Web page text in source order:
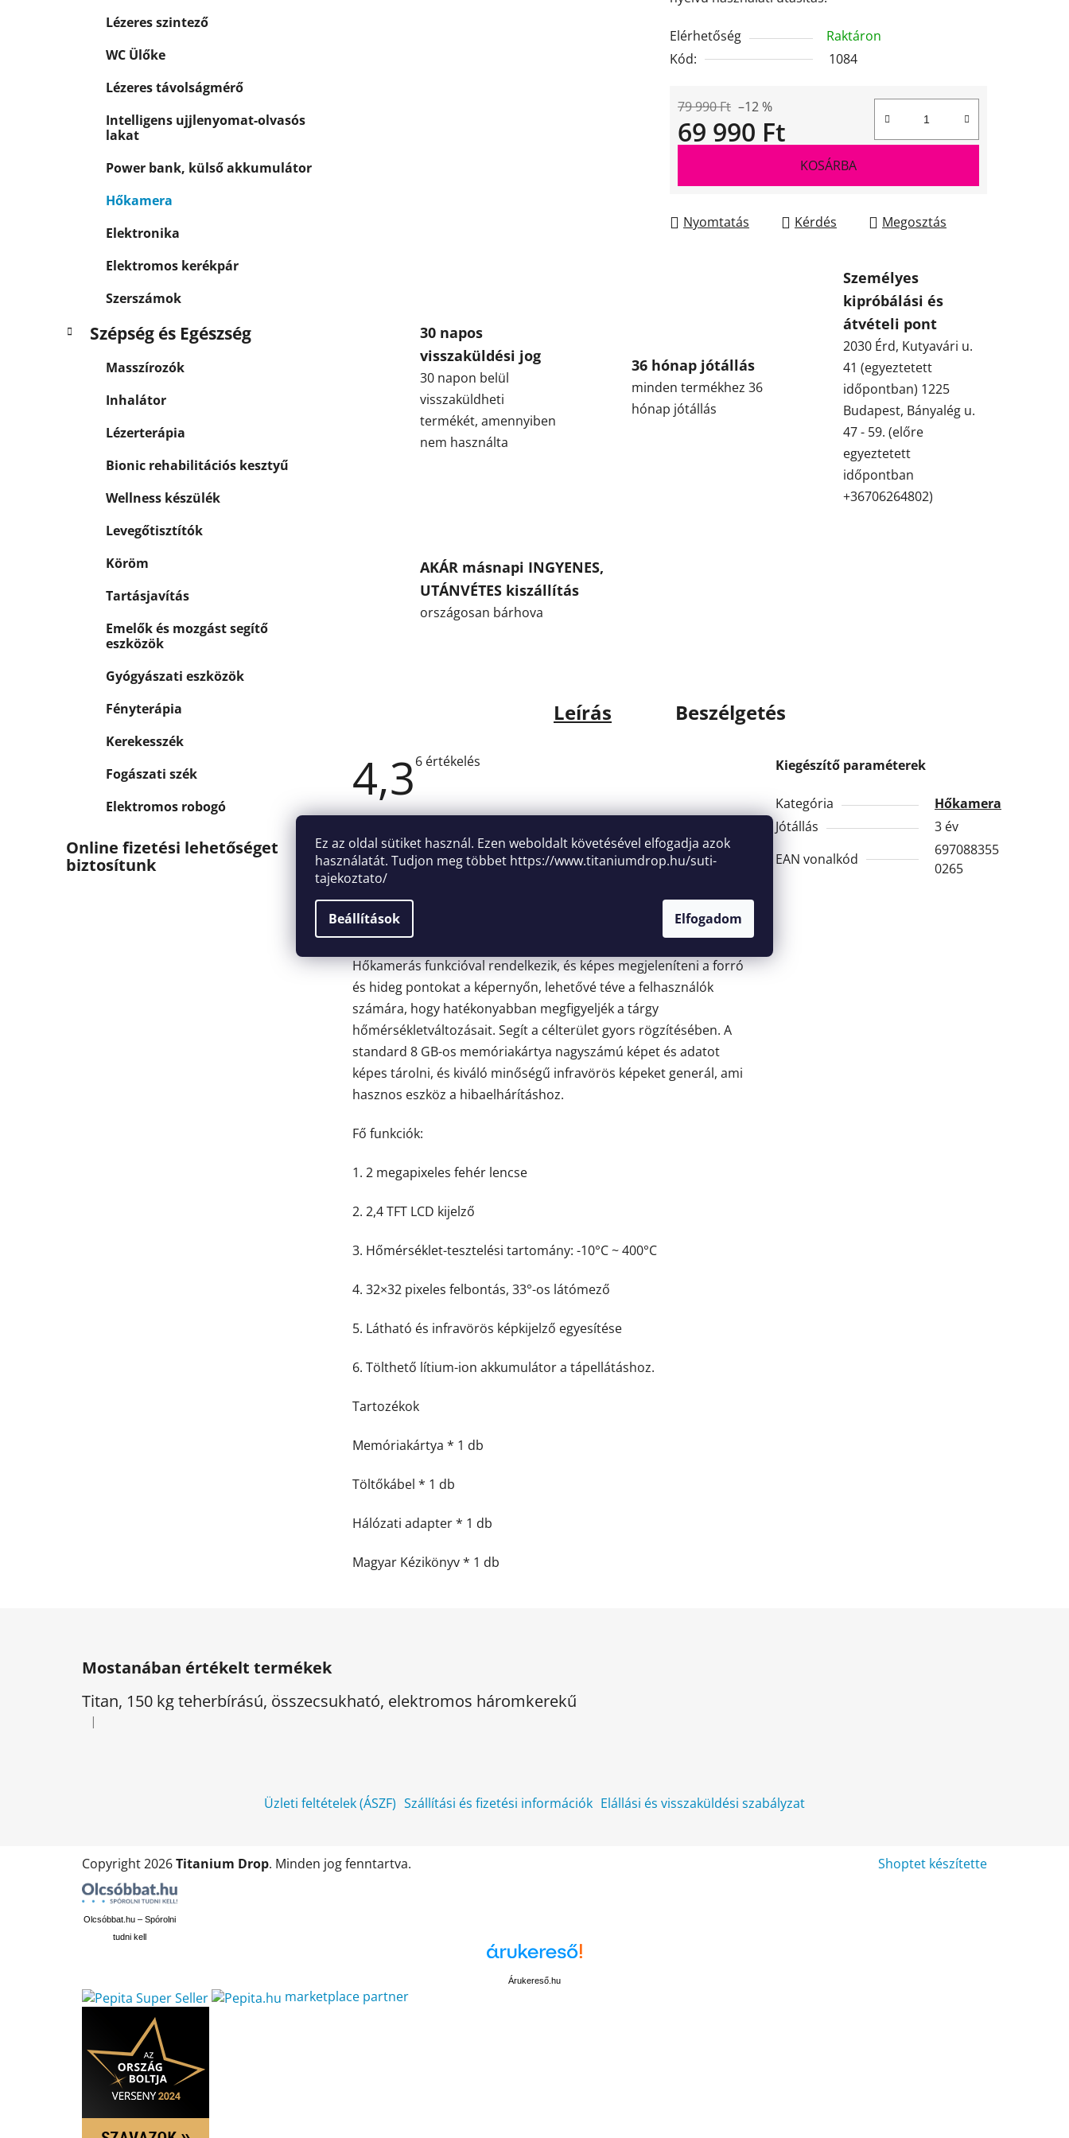
Ez az oldal sütiket használ. Ezen weboldalt követésével elfogadja azok
használatát. Tudjon meg többet https://www.titaniumdrop.hu/suti-
tajekoztato/
Beállítások Elfogadom
Lézeres szintező
WC Ülőke
Lézeres távolságmérő
Intelligens ujjlenyomat-olvasós
lakat
Power bank, külső akkumulátor
Hőkamera
Elektronika
Elektromos kerékpár
Szerszámok
Szépség és Egészség
Masszírozók
Inhalátor
Lézerterápia
Bionic rehabilitációs kesztyű
Wellness készülék
Levegőtisztítók
Köröm
Tartásjavítás
Emelők és mozgást segítő
eszközök
Gyógyászati eszközök
Fényterápia
Kerekesszék
Fogászati szék
Elektromos robogó
Online fizetési lehetőséget
biztosítunk
Elérhetőség
Raktáron
Kód:
1084
79 990 Ft –12 %
69 990 Ft
KOSÁRBA
Nyomtatás Kérdés Megosztás
30 napos
visszaküldési jog
30 napon belül
visszaküldheti
termékét, amennyiben
nem használta
36 hónap jótállás
minden termékhez 36
hónap jótállás
Személyes
kipróbálási és
átvételi pont
2030 Érd, Kutyavári u.
41 (egyeztetett
időpontban) 1225
Budapest, Bányalég u.
47 - 59. (előre
egyeztetett
időpontban
+36706264802)
AKÁR másnapi INGYENES,
UTÁNVÉTES kiszállítás
országosan bárhova
Leírás Beszélgetés
4,3A
5-
4,3
csillag.
6 értékelés
Hőmérsékletmérési tartomány: -10~400℃
Tápellátás: 3,7 V-os lítium akkumulátor
Áttekintés
Hőkamerás funkcióval rendelkezik, és képes megjeleníteni a forró
és hideg pontokat a képernyőn, lehetővé téve a felhasználók
számára, hogy hatékonyabban megfigyeljék a tárgy
hőmérsékletváltozásait. Segít a célterület gyors rögzítésében. A
standard 8 GB-os memóriakártya nagyszámú képet és adatot
képes tárolni, és kiváló minőségű infravörös képeket generál, ami
hasznos eszköz a hibaelhárításhoz.
Fő funkciók:
1. 2 megapixeles fehér lencse
2. 2,4 TFT LCD kijelző
3. Hőmérséklet-tesztelési tartomány: -10°C ~ 400°C
4. 32×32 pixeles felbontás, 33°-os látómező
5. Látható és infravörös képkijelző egyesítése
6. Tölthető lítium-ion akkumulátor a tápellátáshoz.
Tartozékok
Memóriakártya * 1 db
Töltőkábel * 1 db
Hálózati adapter * 1 db
Magyar Kézikönyv * 1 db
Kiegészítő paraméterek
Kategória
Hőkamera
Jótállás
3 év
EAN vonalkód
697088355
0265
Mostanában értékelt termékek
Titan, 150 kg teherbírású, összecsukható, elektromos háromkerekű
A termék értékelése 5-ből 5 csillag.
|
Üzleti feltételek (ÁSZF) Szállítási és fizetési információk Elállási és visszaküldési szabályzat
Shoptet készítette
Copyright 2026Titanium Drop. Minden jog fenntartva.
Olcsóbbat.hu – Spórolni
tudni kell
Árukereső.hu
marketplace partner